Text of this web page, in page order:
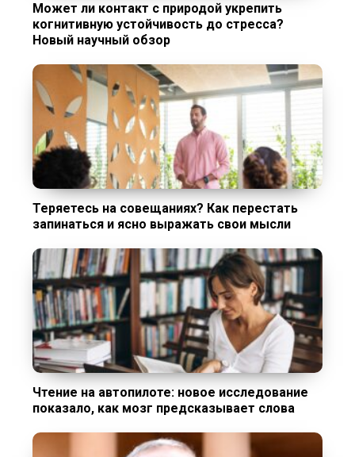
Может ли контакт с природой укрепить
когнитивную устойчивость до стресса?
Новый научный обзор
Теряетесь на совещаниях? Как перестать
запинаться и ясно выражать свои мысли
Чтение на автопилоте: новое исследование
показало, как мозг предсказывает слова